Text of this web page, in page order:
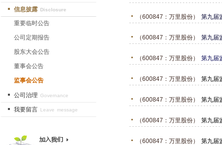
信息披露 Disclosure
重要临时公告
公司定期报告
股东大会公告
董事会公告
监事会公告
公司治理 Governance
我要留言 Leave message
（600847：万里股份） 第九届
（600847：万里股份） 第九届
（600847：万里股份） 第九届
（600847：万里股份） 第九届
（600847：万里股份） 第九届
（600847：万里股份） 第九届
（600847：万里股份） 第九届